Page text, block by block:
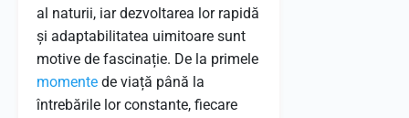
al naturii, iar dezvoltarea lor rapidă
și adaptabilitatea uimitoare sunt
motive de fascinație. De la primele
momente de viață până la
întrebările lor constante, fiecare